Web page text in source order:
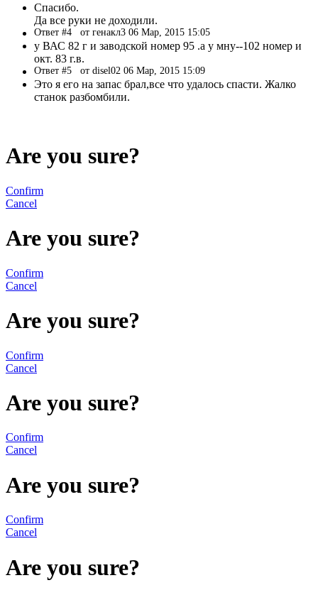
Спасибо.
Да все руки не доходили.
Ответ #4 от генакл3 06 Мар, 2015 15:05
у ВАС 82 г и заводской номер 95 .а у мну--102 номер и
окт. 83 г.в.
Ответ #5 от disel02 06 Мар, 2015 15:09
Это я его на запас брал,все что удалось спасти. Жалко
станок разбомбили.
Are you sure?
Confirm
Cancel
Are you sure?
Confirm
Cancel
Are you sure?
Confirm
Cancel
Are you sure?
Confirm
Cancel
Are you sure?
Confirm
Cancel
Are you sure?